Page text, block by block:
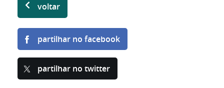
voltar
partilhar no facebook
partilhar no twitter